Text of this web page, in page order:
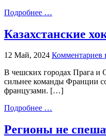
Подробнее …
Казахстанские
12 Май, 2024 Комментариев
В чешских городах Прага и
сильнее команды Франции
французами. […]
Подробнее …
Регионы не